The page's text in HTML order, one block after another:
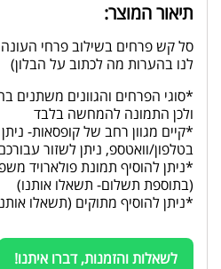
תיאור המוצר:
סל קש פרחים בשילוב פרחי העונה
לנו בהערות מה לכתוב על הבלון)
*סוגי הפרחים והגוונים משתנים
ולכן התמונה להמחשה בלבד
*קיים מגוון רחב של קופסאות-
בטלפון/וואטספ, ניתן לשזור
*ניתן להוסיף תמונת פולארויד
(בתוספת תשלום- תשאלו אותנו)
*ניתן להוסיף מתוקים (תשאלו
לשאלות והזמנות, דברו איתנו!